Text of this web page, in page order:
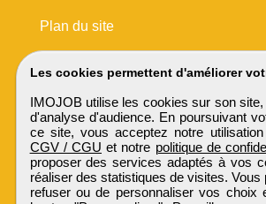
Les cookies permettent d'améliorer
IMOJOB utilise les cookies sur son
d'analyse d'audience. En poursuivant
ce site, vous acceptez notre
CGV / CGU et notre politique de
proposer des services adaptés à vos
réaliser des statistiques de visites. Vous
refuser ou de personnaliser vos choix
Plan du site